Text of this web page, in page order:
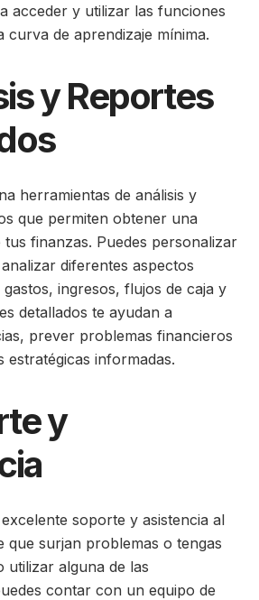
acceder y utilizar las funciones
curva de aprendizaje mínima.
y Reportes
herramientas de análisis y
que permiten obtener una
tus finanzas. Puedes personalizar
diferentes aspectos
ingresos, flujos de caja y
detallados te ayudan a
prever problemas financieros
estratégicas informadas.
y
soporte y asistencia al
que surjan problemas o tengas
utilizar alguna de las
contar con un equipo de